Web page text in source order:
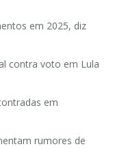
em 2025, diz
contra voto em Lula
em
rumores de